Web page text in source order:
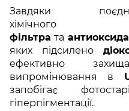
Завдяки
фільтра та
яких підсилено
ефективно
випромінювання в
запобігає
гіперпігментації.